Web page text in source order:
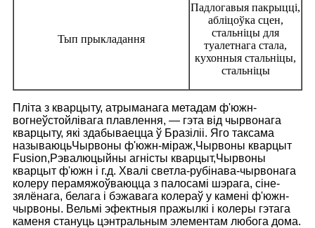
Тып прыкладання
Падлогавыя пакрыцці,
абліцоўка сцен,
стальніцы для
туалетнага стала,
кухонныя стальніцы,
стальніцы
Пліта з кварцыту, атрыманага метадам ф'южн-
вогнеўстойлівага плавлення, — гэта від чырвонага
кварцыту, які здабываецца ў Бразіліі. Яго таксама
называюцьЧырвоны ф'южн-міраж,Чырвоны кварцыт
Fusion,Рэвалюцыйны агністы кварцыт,Чырвоны
кварцыт ф'южн і г.д. Хвалі светла-рубінава-чырвонага
колеру перамяжоўваюцца з палосамі шэрага, сіне-
зялёнага, белага і бэжавага колераў у камені ф'южн-
чырвоны. Вельмі эфектныя пражылкі і колеры гэтага
каменя стануць цэнтральным элементам любога дома.